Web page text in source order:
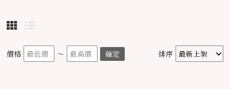
價格 ～ 確定 排序